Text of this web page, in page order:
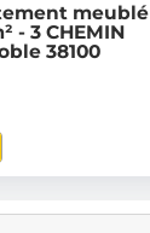
meublé
- 3 CHEMIN
38100